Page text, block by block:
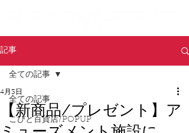
記事
全ての記事
こびと百貨店/POPUP
全ての記事
【新商品/プレゼント】ア
4月3日